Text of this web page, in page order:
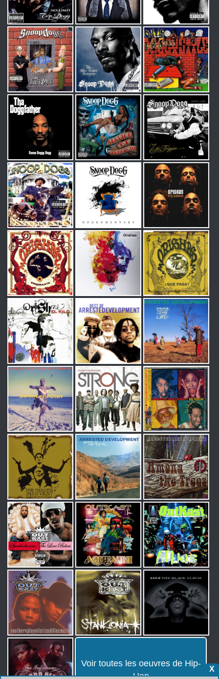
Voir toutes les oeuvres de Hip-
Hop
X